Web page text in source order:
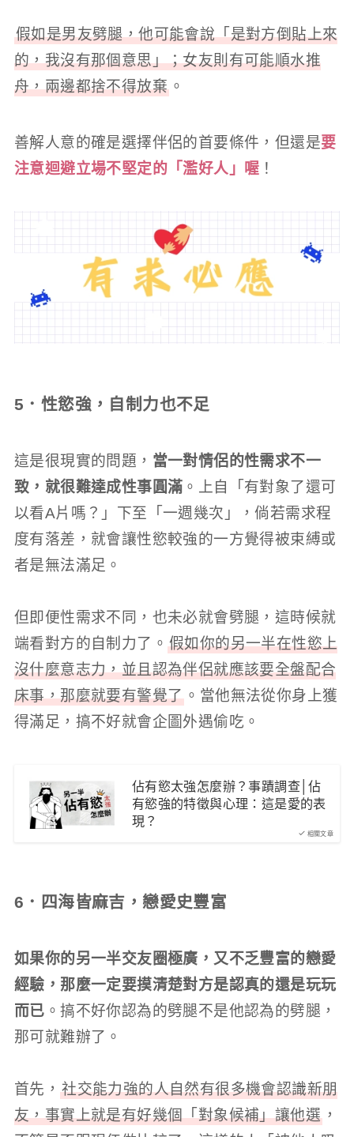
假如是男友劈腿，他可能會說「是對方倒貼上來
的，我沒有那個意思」；女友則有可能順水推
舟，兩邊都捨不得放棄。
善解人意的確是選擇伴侶的首要條件，但還是要
注意迴避立場不堅定的「濫好人」喔 ！
5．性慾強，自制力也不足
這是很現實的問題， 當一對情侶的性需求不一
致，就很難達成性事圓滿 。上自「有對象了還可
以看A片嗎？」下至「一週幾次」，倘若需求程
度有落差，就會讓性慾較強的一方覺得被束縛或
者是無法滿足。
但即便性需求不同，也未必就會劈腿，這時候就
端看對方的自制力了。 假如你的另一半在性慾上
沒什麼意志力，並且認為伴侶就應該要全盤配合
床事，那麼就要有警覺了 。當他無法從你身上獲
得滿足，搞不好就會企圖外遇偷吃。
相關文章
佔有慾太強怎麼辦？事蹟調查│佔
有慾強的特徵與心理：這是愛的表
現？
6．四海皆麻吉，戀愛史豐富
如果你的另一半交友圈極廣，又不乏豐富的戀愛
經驗，那麼一定要摸清楚對方是認真的還是玩玩
而已 。搞不好你認為的劈腿不是他認為的劈腿，
那可就難辦了。
首先，社交能力強的人自然有很多機會認識新朋
友，事實上就是有好幾個「對象候補」讓他選，